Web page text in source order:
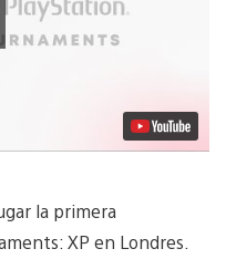
la primera
XP en Londres.